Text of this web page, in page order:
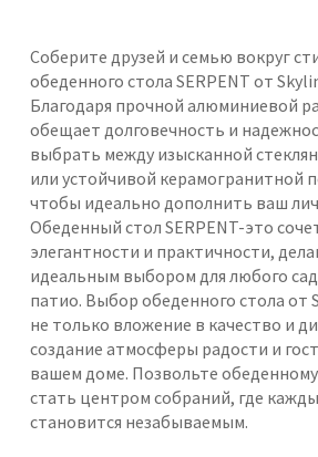
Соберите друзей и семью вокруг
обеденного стола SERPENT от
Благодаря прочной алюминиевой
обещает долговечность и
выбрать между изысканной
или устойчивой керамогранитной
чтобы идеально дополнить ваш
Обеденный стол SERPENT-это
элегантности и практичности,
идеальным выбором для любого
патио. Выбор обеденного стола от
не только вложение в качество и
создание атмосферы радости и
вашем доме. Позвольте обеденному
стать центром собраний, где
становится незабываемым.